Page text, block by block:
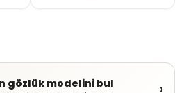
gözlük modelini bul